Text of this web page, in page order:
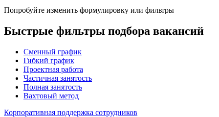
Попробуйте изменить формулировку или фильтры
Быстрые фильтры подбора вакансий
Сменный график
Гибкий график
Проектная работа
Частичная занятость
Полная занятость
Вахтовый метод
Корпоративная поддержка сотрудников